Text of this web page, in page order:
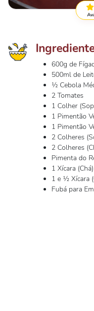
600g de
500ml de
½ Cebola
2 Tomates
1 Colher
1 Pimentão
1 Pimentão
2 Colheres
2 Colheres
Pimenta do
1 Xícara
1 e ½ Xícara
Fubá para